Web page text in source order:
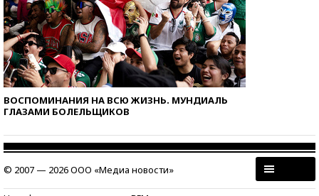
ВОСПОМИНАНИЯ НА ВСЮ ЖИЗНЬ. МУНДИАЛЬ
ГЛАЗАМИ БОЛЕЛЬЩИКОВ
© 2007 — 2026 ООО «Медиа новости»